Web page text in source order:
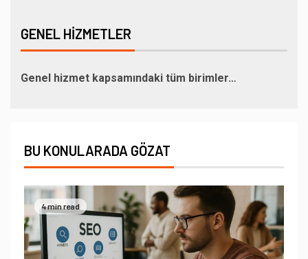
GENEL HIZMETLER
Genel hizmet kapsamındaki tüm birimler…
BU KONULARADA GÖZAT
4 min read